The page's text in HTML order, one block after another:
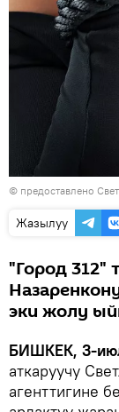
© предоставлено
Жазылуу
"Город 312"
эки жолу
БИШКЕК, 3-
аткаруучу
агенттигине